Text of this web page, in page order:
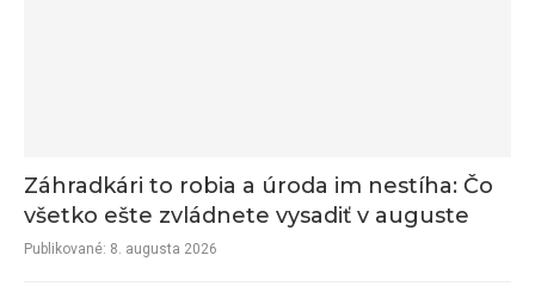
Záhradkári to robia a úroda im nestíha: Čo
všetko ešte zvládnete vysadiť v auguste
Publikované: 8. augusta 2026